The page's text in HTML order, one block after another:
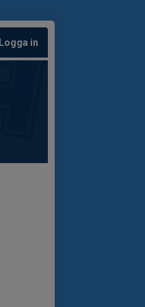
Logga in